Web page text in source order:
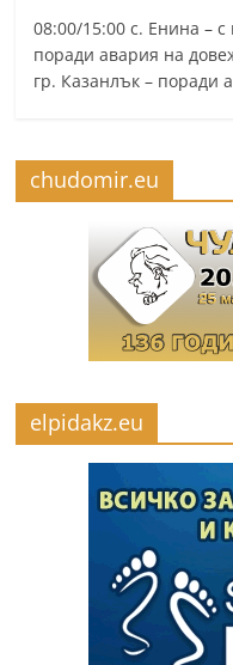
08:00/15:00 с. Енина –
поради авария на
гр. Казанлък – поради
chudomir.eu
elpidakz.eu